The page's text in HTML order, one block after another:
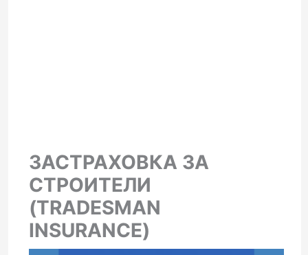
ЗАСТРАХОВКА ЗА
СТРОИТЕЛИ
(TRADESMAN
INSURANCE)